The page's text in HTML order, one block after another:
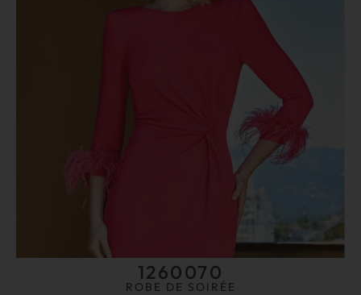
1260070
ROBE DE SOIRÉE